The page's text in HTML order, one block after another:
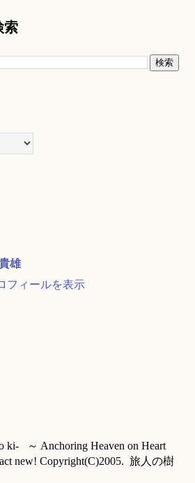
索
雄
フィールを表示
～ Anchoring Heaven on Heart
new! Copyright(C)2005. 旅人の樹